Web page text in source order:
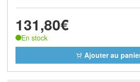
131,80€
En stock
Ajouter au